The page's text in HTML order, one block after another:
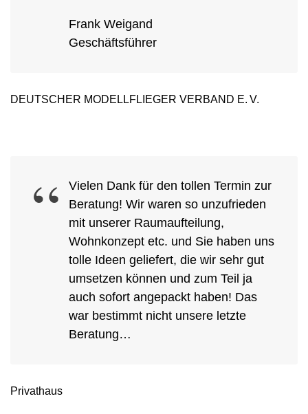
Frank Weigand
Geschäftsführer
DEUTSCHER MODELLFLIEGER VERBAND E. V.
Vielen Dank für den tollen Termin zur
Beratung! Wir waren so unzufrieden
mit unserer Raumaufteilung,
Wohnkonzept etc. und Sie haben uns
tolle Ideen geliefert, die wir sehr gut
umsetzen können und zum Teil ja
auch sofort angepackt haben! Das
war bestimmt nicht unsere letzte
Beratung…
Privathaus